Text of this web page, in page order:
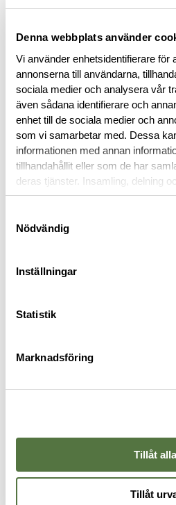
Denna webbplats använder
Vi använder enhetsidentifierare för
annonserna till användarna,
sociala medier och analysera vår
även sådana identifierare och
enhet till de sociala medier och
som vi samarbetar med. Dessa
informationen med annan
tillhandahållit eller som de har
deras tjänster. Insamling, delning
personuppgifter kan användas för
Nödvändig
Inställningar
Statistik
Marknadsföring
Tillåt alla
Tillåt
SNIGEL
Hundmärke - 12
70 kr
50
69 kr